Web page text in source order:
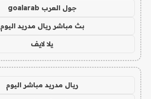
جول العرب goalarab
بث مباشر ريال مدريد اليوم
يلا لايف
ريال مدريد مباشر اليوم